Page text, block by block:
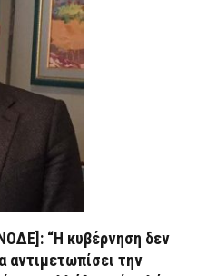
“Η κυβέρνηση δεν
αντιμετωπίσει την